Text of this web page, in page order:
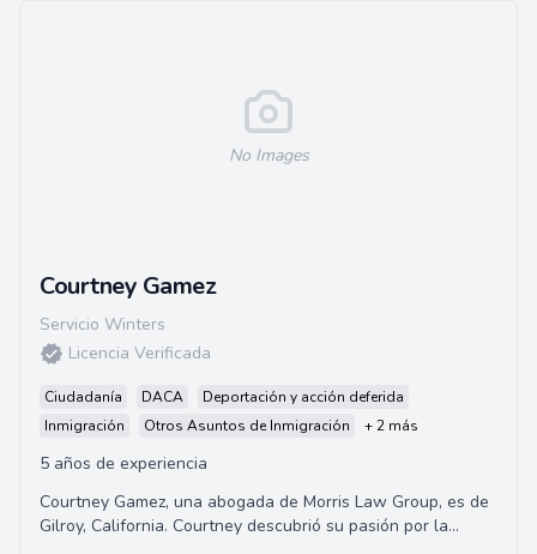
No Images
Courtney Gamez
Servicio Winters
Licencia Verificada
Ciudadanía DACA
Deportación y acción deferida
Inmigración
Otros Asuntos de Inmigración + 2 más
5 años de experiencia
Courtney Gamez, una abogada de Morris Law Group, es de
Gilroy, California. Courtney descubrió su pasión por la